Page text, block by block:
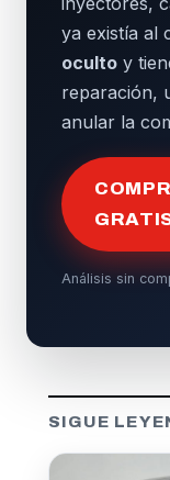
ya existía al
oculto y
reparación,
anular la
Análisis sin
SIGUE